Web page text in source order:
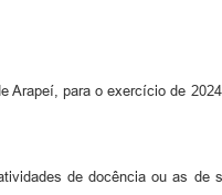
para o exercício de
de docência ou as de